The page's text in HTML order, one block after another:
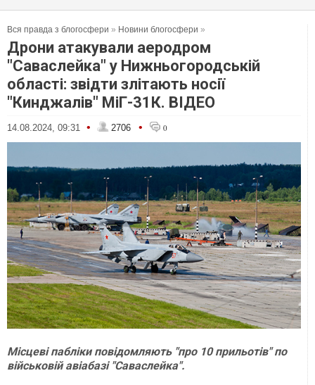
Вся правда з блогосфери » Новини блогосфери »
Дрони атакували аеродром
"Саваслейка" у Нижньогородській
області: звідти злітають носії
"Кинджалів" МіГ-31К. ВІДЕО
14.08.2024, 09:31 • 2706 • 0
Місцеві пабліки повідомляють "про 10 прильотів" по
військовій авіабазі "Саваслейка".